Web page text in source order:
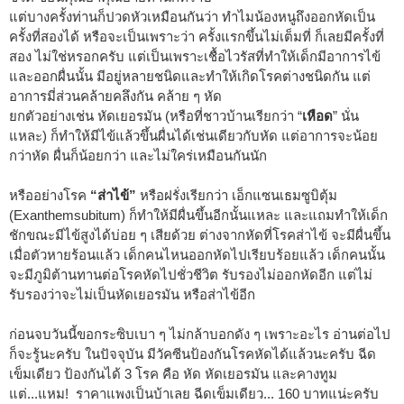
แต่บางครั้งท่านก็ปวดหัวเหมือนกันว่า ทำไมน้องหนูถึงออกหัดเป็น
ครั้งที่สองได้ หรือจะเป็นเพราะว่า ครั้งแรกขึ้นไม่เต็มที่ ก็เลยมีครั้งที่
สอง ไม่ใช่หรอกครับ แต่เป็นเพราะเชื้อไวรัสที่ทำให้เด็กมีอาการไข้
และออกผื่นนั้น มีอยู่หลายชนิดและทำให้เกิดโรคต่างชนิดกัน แต่
อาการมี่ส่วนคล้ายคลึงกัน คล้าย ๆ หัด
ยกตัวอย่างเช่น หัดเยอรมัน (หรือที่ชาวบ้านเรียกว่า “เหือด” นั่น
แหละ) ก็ทำให้มีไข้แล้วขึ้นผื่นได้เช่นเดียวกับหัด แต่อาการจะน้อย
กว่าหัด ผื่นก็น้อยกว่า และไม่ใคร่เหมือนกันนัก
หรืออย่างโรค “ส่าไข้” หรือฝรั่งเรียกว่า เอ็กแซนเธมซูบิตุ้ม
(Exanthemsubitum) ก็ทำให้มีผื่นขึ้นอีกนั้นแหละ และแถมทำให้เด็ก
ชักขณะมีไข้สูงได้บ่อย ๆ เสียด้วย ต่างจากหัดที่โรคส่าไข้ จะมีผื่นขึ้น
เมื่อตัวหายร้อนแล้ว เด็กคนไหนออกหัดไปเรียบร้อยแล้ว เด็กคนนั้น
จะมีภูมิต้านทานต่อโรคหัดไปชั่วชีวิต รับรองไม่ออกหัดอีก แต่ไม่
รับรองว่าจะไม่เป็นหัดเยอรมัน หรือส่าไข้อีก
ก่อนจบวันนี้ขอกระซิบเบา ๆ ไม่กล้าบอกดัง ๆ เพราะอะไร อ่านต่อไป
ก็จะรู้นะครับ ในปัจจุบัน มีวัคซีนป้องกันโรคหัดได้แล้วนะครับ ฉีด
เข็มเดียว ป้องกันได้ 3 โรค คือ หัด หัดเยอรมัน และคางทูม
แต่...แหม! ราคาแพงเป็นบ้าเลย ฉีดเข็มเดียว... 160 บาทแน่ะครับ